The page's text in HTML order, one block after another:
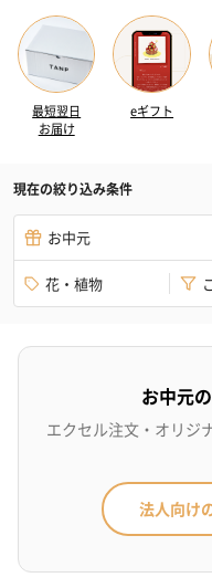
最短翌日
お届け
eギフト
現在の絞り込み条件
お中元
花・植物
お中元
エクセル注文・オリジ
法人向け